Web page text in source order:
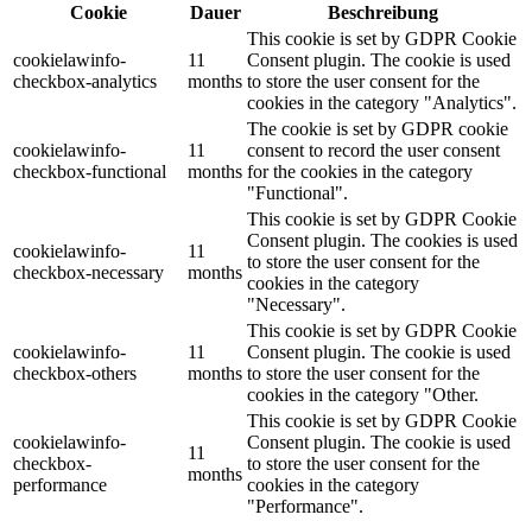
Cookie
Dauer Beschreibung
cookielawinfo-
checkbox-analytics
11
months
This cookie is set by GDPR Cookie
Consent plugin. The cookie is used
to store the user consent for the
cookies in the category "Analytics".
cookielawinfo-
checkbox-functional
11
months
The cookie is set by GDPR cookie
consent to record the user consent
for the cookies in the category
"Functional".
cookielawinfo-
checkbox-necessary
11
months
This cookie is set by GDPR Cookie
Consent plugin. The cookies is used
to store the user consent for the
cookies in the category
"Necessary".
cookielawinfo-
checkbox-others
11
months
This cookie is set by GDPR Cookie
Consent plugin. The cookie is used
to store the user consent for the
cookies in the category "Other.
cookielawinfo-
checkbox-
performance
11
months
This cookie is set by GDPR Cookie
Consent plugin. The cookie is used
to store the user consent for the
cookies in the category
"Performance".